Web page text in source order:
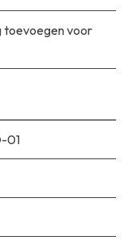
toevoegen voor
01